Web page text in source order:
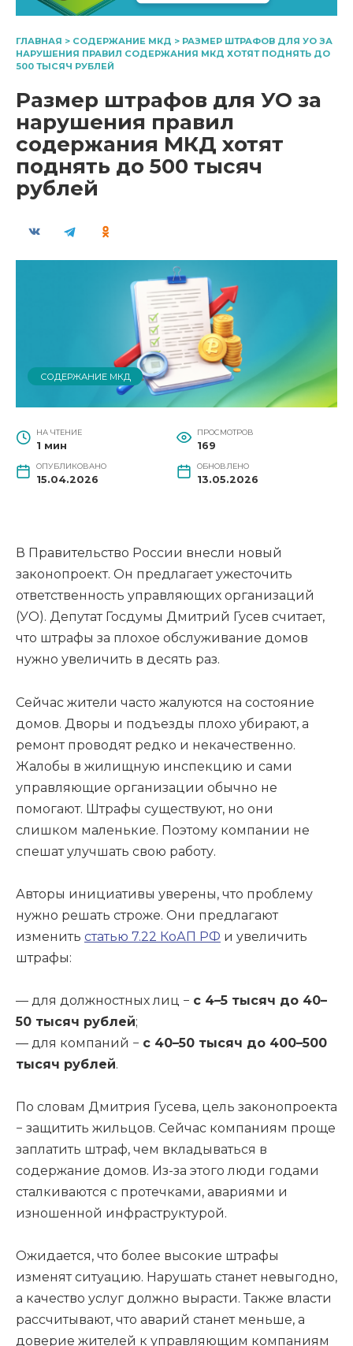
ГЛАВНАЯ > СОДЕРЖАНИЕ МКД > РАЗМЕР ШТРАФОВ ДЛЯ УО ЗА
НАРУШЕНИЯ ПРАВИЛ СОДЕРЖАНИЯ МКД ХОТЯТ ПОДНЯТЬ ДО
500 ТЫСЯЧ РУБЛЕЙ
Размер штрафов для УО за
нарушения правил
содержания МКД хотят
поднять до 500 тысяч
рублей
СОДЕРЖАНИЕ МКД
НА ЧТЕНИЕ
1 мин
ПРОСМОТРОВ
169
ОПУБЛИКОВАНО
15.04.2026
ОБНОВЛЕНО
13.05.2026
В Правительство России внесли новый
законопроект. Он предлагает ужесточить
ответственность управляющих организаций
(УО). Депутат Госдумы Дмитрий Гусев считает,
что штрафы за плохое обслуживание домов
нужно увеличить в десять раз.
Сейчас жители часто жалуются на состояние
домов. Дворы и подъезды плохо убирают, а
ремонт проводят редко и некачественно.
Жалобы в жилищную инспекцию и сами
управляющие организации обычно не
помогают. Штрафы существуют, но они
слишком маленькие. Поэтому компании не
спешат улучшать свою работу.
Авторы инициативы уверены, что проблему
нужно решать строже. Они предлагают
изменить статью 7.22 КоАП РФ и увеличить
штрафы:
— для должностных лиц − с 4–5 тысяч до 40–
50 тысяч рублей;
— для компаний − с 40–50 тысяч до 400–500
тысяч рублей.
По словам Дмитрия Гусева, цель законопроекта
− защитить жильцов. Сейчас компаниям проще
заплатить штраф, чем вкладываться в
содержание домов. Из-за этого люди годами
сталкиваются с протечками, авариями и
изношенной инфраструктурой.
Ожидается, что более высокие штрафы
изменят ситуацию. Нарушать станет невыгодно,
а качество услуг должно вырасти. Также власти
рассчитывают, что аварий станет меньше, а
доверие жителей к управляющим компаниям